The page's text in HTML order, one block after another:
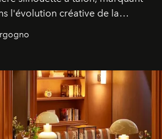
l'évolution créative de la